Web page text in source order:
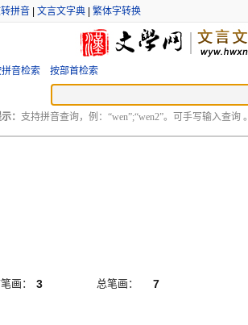
拼音| 文言文字典| 繁体字转换
音检索 按部首检索
： 支持拼音查询，例：“wen”;“wen2”。可手写输入查询 。
画： 3 总笔画： 7